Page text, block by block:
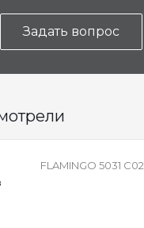
Задать вопрос
FLAMINGO 5031 C02